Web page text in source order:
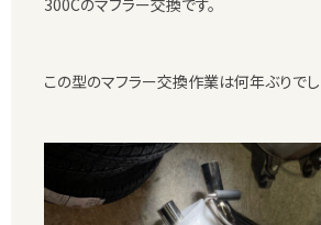
この型のマフラー交換作業は何年ぶりでし